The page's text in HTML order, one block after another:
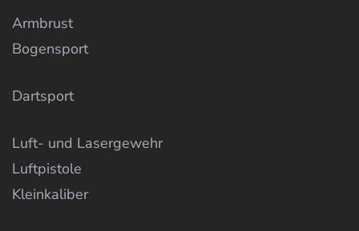
Armbrust
Bogensport
Dartsport
Luft- und Lasergewehr
Luftpistole
Kleinkaliber